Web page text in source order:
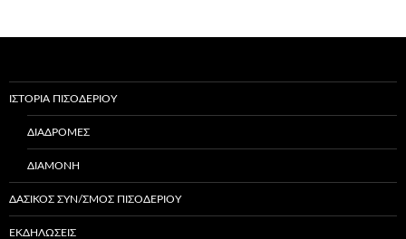
ΙΣΤΟΡΊΑ ΠΙΣΟΔΕΡΊΟΥ
ΔΙΑΔΡΟΜΈΣ
ΔΙΑΜΟΝΉ
ΔΑΣΙΚΌΣ ΣΥΝ/ΣΜΌΣ ΠΙΣΟΔΕΡΊΟΥ
ΕΚΔΗΛΏΣΕΙΣ